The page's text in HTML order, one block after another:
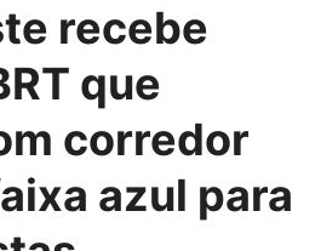
recebe
que
corredor
azul para